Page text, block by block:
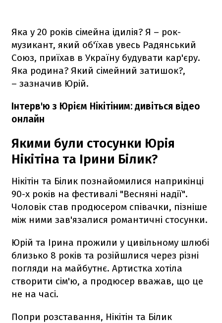
Яка у 20 років сімейна ідилія? Я – рок-
музикант, який об'їхав увесь Радянський
Союз, приїхав в Україну будувати кар'єру.
Яка родина? Який сімейний затишок?,
– зазначив Юрій.
Інтерв'ю з Юрієм Нікітіним: дивіться відео
онлайн
Якими були стосунки Юрія
Нікітіна та Ірини Білик?
Нікітін та Білик познайомилися наприкінці
90-х років на фестивалі "Весняні надії".
Чоловік став продюсером співачки, пізніше
між ними зав'язалися романтичні стосунки.
Юрій та Ірина прожили у цивільному шлюбі
близько 8 років та розійшлися через різні
погляди на майбутнє. Артистка хотіла
створити сім'ю, а продюсер вважав, що це
не на часі.
Попри розставання, Нікітін та Білик